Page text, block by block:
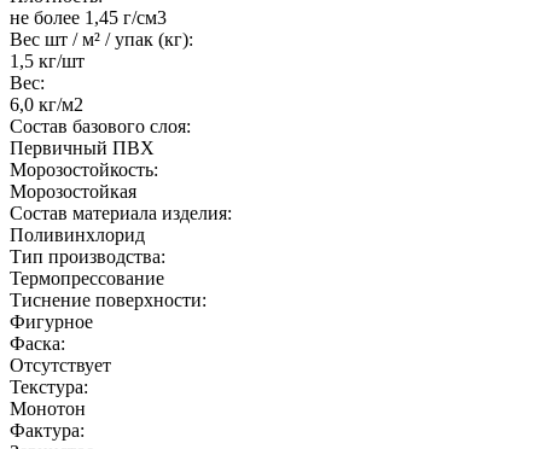
не более 1,45 г/см3
Вес шт / м² / упак (кг):
1,5 кг/шт
Вес:
6,0 кг/м2
Состав базового слоя:
Первичный ПВХ
Морозостойкость:
Морозостойкая
Состав материала изделия:
Поливинхлорид
Тип производства:
Термопрессование
Тиснение поверхности:
Фигурное
Фаска:
Отсутствует
Текстура:
Монотон
Фактура: